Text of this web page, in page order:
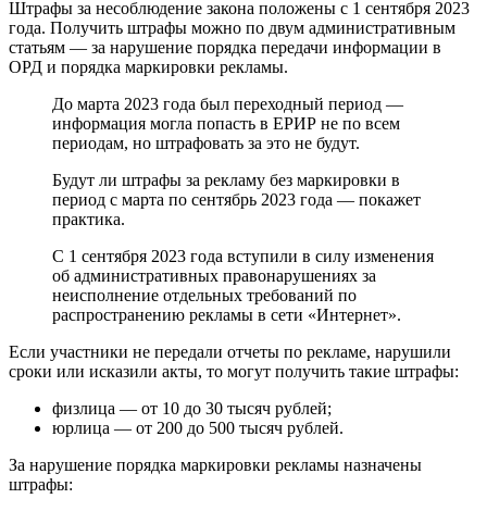
Штрафы за несоблюдение закона положены с 1 сентября 2023
года. Получить штрафы можно по двум административным
статьям — за нарушение порядка передачи информации в
ОРД и порядка маркировки рекламы.
До марта 2023 года был переходный период —
информация могла попасть в ЕРИР не по всем
периодам, но штрафовать за это не будут.
Будут ли штрафы за рекламу без маркировки в
период с марта по сентябрь 2023 года — покажет
практика.
С 1 сентября 2023 года вступили в силу изменения
об административных правонарушениях за
неисполнение отдельных требований по
распространению рекламы в сети «Интернет».
Если участники не передали отчеты по рекламе, нарушили
сроки или исказили акты, то могут получить такие штрафы:
физлица — от 10 до 30 тысяч рублей;
юрлица — от 200 до 500 тысяч рублей.
За нарушение порядка маркировки рекламы назначены
штрафы: